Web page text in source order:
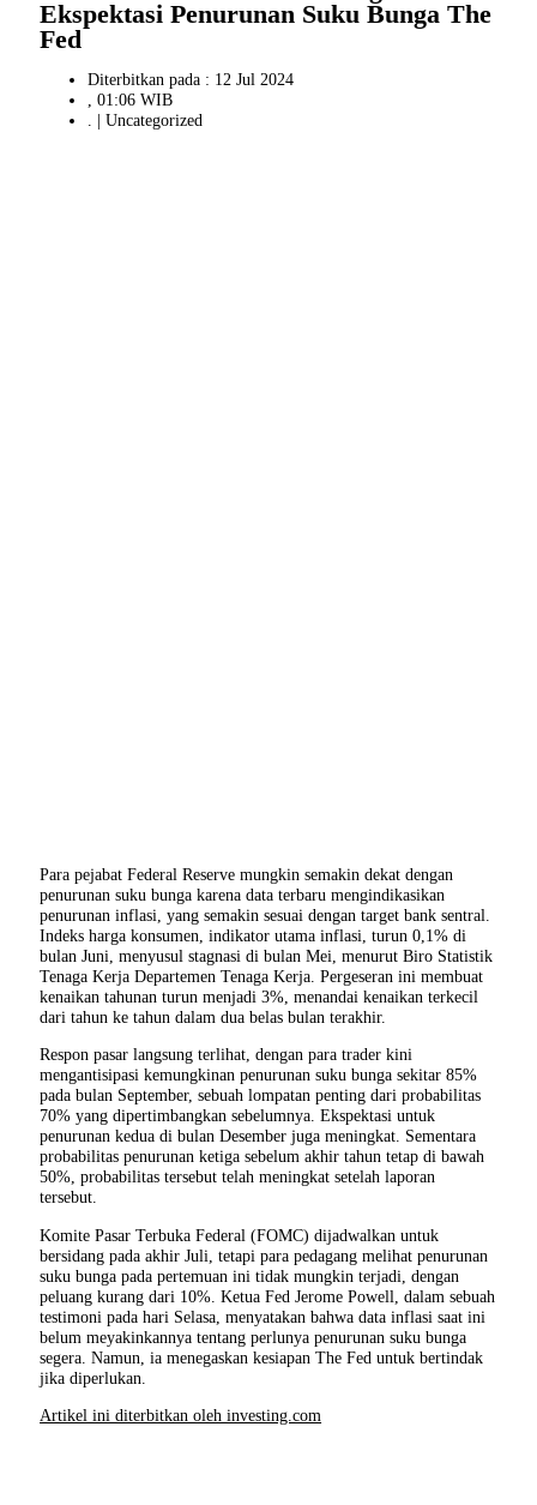
Ekspektasi Penurunan Suku Bunga The
Fed
Diterbitkan pada : 12 Jul 2024
, 01:06 WIB
. | Uncategorized
Para pejabat Federal Reserve mungkin semakin dekat dengan
penurunan suku bunga karena data terbaru mengindikasikan
penurunan inflasi, yang semakin sesuai dengan target bank sentral.
Indeks harga konsumen, indikator utama inflasi, turun 0,1% di
bulan Juni, menyusul stagnasi di bulan Mei, menurut Biro Statistik
Tenaga Kerja Departemen Tenaga Kerja. Pergeseran ini membuat
kenaikan tahunan turun menjadi 3%, menandai kenaikan terkecil
dari tahun ke tahun dalam dua belas bulan terakhir.
Respon pasar langsung terlihat, dengan para trader kini
mengantisipasi kemungkinan penurunan suku bunga sekitar 85%
pada bulan September, sebuah lompatan penting dari probabilitas
70% yang dipertimbangkan sebelumnya. Ekspektasi untuk
penurunan kedua di bulan Desember juga meningkat. Sementara
probabilitas penurunan ketiga sebelum akhir tahun tetap di bawah
50%, probabilitas tersebut telah meningkat setelah laporan
tersebut.
Komite Pasar Terbuka Federal (FOMC) dijadwalkan untuk
bersidang pada akhir Juli, tetapi para pedagang melihat penurunan
suku bunga pada pertemuan ini tidak mungkin terjadi, dengan
peluang kurang dari 10%. Ketua Fed Jerome Powell, dalam sebuah
testimoni pada hari Selasa, menyatakan bahwa data inflasi saat ini
belum meyakinkannya tentang perlunya penurunan suku bunga
segera. Namun, ia menegaskan kesiapan The Fed untuk bertindak
jika diperlukan.
Artikel ini diterbitkan oleh investing.com